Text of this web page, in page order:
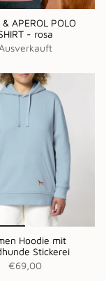
& APEROL POLO
- rosa
Ausverkauft
Hoodie mit
Stickerei
€69,00